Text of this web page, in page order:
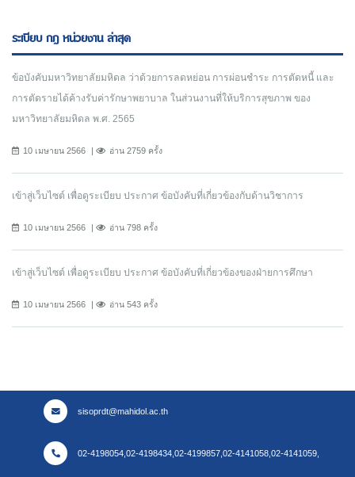
ระเบียบ กฎ หน่วยงาน ล่าสุด
ข้อบังคับมหาวิทยาลัยมหิดล ว่าด้วยการลดหย่อน การผ่อนชำระ การตัดหนี้ และ
การตัดรายได้ค้างรับค่ารักษาพยาบาล ในส่วนงานที่ให้บริการสุขภาพ ของ
มหาวิทยาลัยมหิดล พ.ศ. 2565
10 เมษายน 2566 อ่าน 2759 ครั้ง
เข้าสู่เว็บไซต์ เพื่อดูระเบียบ ประกาศ ข้อบังคับที่เกี่ยวข้องกับด้านวิชาการ
10 เมษายน 2566 อ่าน 798 ครั้ง
เข้าสู่เว็บไซต์ เพื่อดูระเบียบ ประกาศ ข้อบังคับที่เกี่ยวข้องของฝ่ายการศึกษา
10 เมษายน 2566 อ่าน 543 ครั้ง
sisoprdt@mahidol.ac.th
02-4198054,02-4198434,02-4199857,02-4141058,02-4141059,